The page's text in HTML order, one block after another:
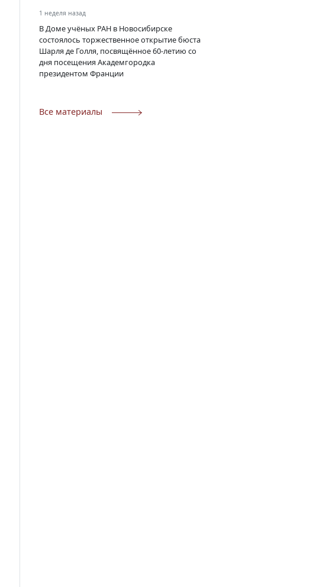
1 неделя назад
В Доме учёных РАН в Новосибирске
состоялось торжественное открытие бюста
Шарля де Голля, посвящённое 60-летию со
дня посещения Академгородка
президентом Франции
Все материалы